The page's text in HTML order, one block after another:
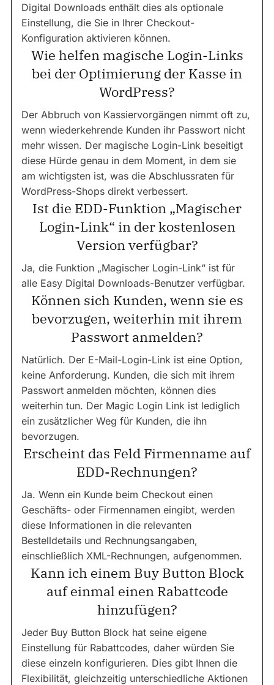
Digital Downloads enthält dies als optionale
Einstellung, die Sie in Ihrer Checkout-
Konfiguration aktivieren können.
Wie helfen magische Login-Links
bei der Optimierung der Kasse in
WordPress?
Der Abbruch von Kassiervorgängen nimmt oft zu,
wenn wiederkehrende Kunden ihr Passwort nicht
mehr wissen. Der magische Login-Link beseitigt
diese Hürde genau in dem Moment, in dem sie
am wichtigsten ist, was die Abschlussraten für
WordPress-Shops direkt verbessert.
Ist die EDD-Funktion „Magischer
Login-Link“ in der kostenlosen
Version verfügbar?
Ja, die Funktion „Magischer Login-Link“ ist für
alle Easy Digital Downloads-Benutzer verfügbar.
Können sich Kunden, wenn sie es
bevorzugen, weiterhin mit ihrem
Passwort anmelden?
Natürlich. Der E-Mail-Login-Link ist eine Option,
keine Anforderung. Kunden, die sich mit ihrem
Passwort anmelden möchten, können dies
weiterhin tun. Der Magic Login Link ist lediglich
ein zusätzlicher Weg für Kunden, die ihn
bevorzugen.
Erscheint das Feld Firmenname auf
EDD-Rechnungen?
Ja. Wenn ein Kunde beim Checkout einen
Geschäfts- oder Firmennamen eingibt, werden
diese Informationen in die relevanten
Bestelldetails und Rechnungsangaben,
einschließlich XML-Rechnungen, aufgenommen.
Kann ich einem Buy Button Block
auf einmal einen Rabattcode
hinzufügen?
Jeder Buy Button Block hat seine eigene
Einstellung für Rabattcodes, daher würden Sie
diese einzeln konfigurieren. Dies gibt Ihnen die
Flexibilität, gleichzeitig unterschiedliche Aktionen